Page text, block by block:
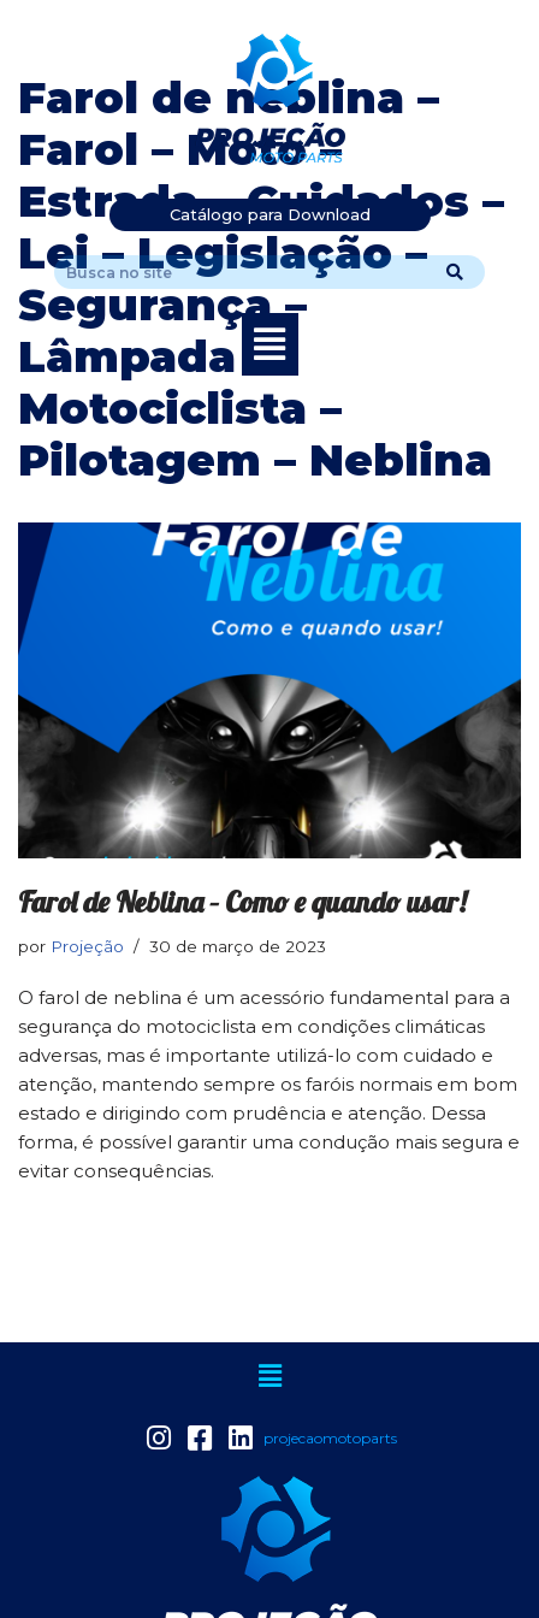
para
conteúdo
Catálogo para Download
Farol de neblina –
Farol – Moto –
Estrada – Cuidados –
Lei – Legislação –
Segurança –
Lâmpada –
Motociclista –
Pilotagem – Neblina
Farol de Neblina – Como e quando usar!
por Projeção 30 de março de 2023
O farol de neblina é um acessório fundamental para a
segurança do motociclista em condições climáticas
adversas, mas é importante utilizá-lo com cuidado e
atenção, mantendo sempre os faróis normais em bom
estado e dirigindo com prudência e atenção. Dessa
forma, é possível garantir uma condução mais segura e
evitar consequências.
projecaomotoparts